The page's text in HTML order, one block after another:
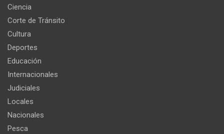
Ciencia
Corte de Tránsito
Cultura
Deportes
Educación
Internacionales
Judiciales
Locales
Nacionales
Pesca